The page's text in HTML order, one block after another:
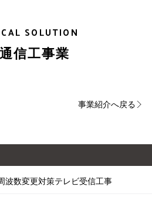
SOLUTION
信工事業
事業紹介へ戻る
波数変更対策テレビ受信工事